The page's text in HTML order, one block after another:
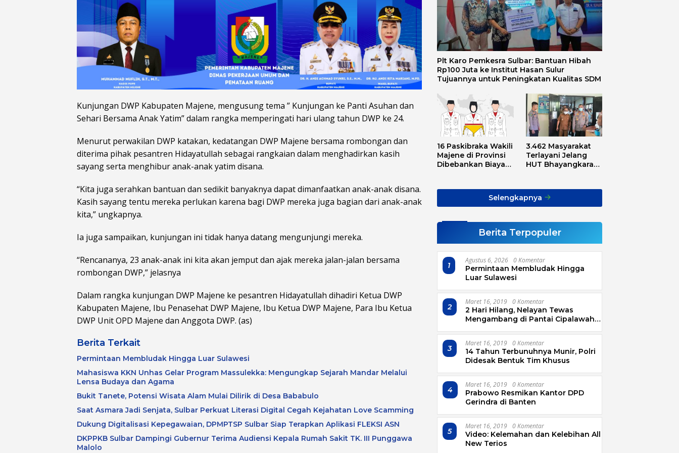
Kunjungan DWP Kabupaten Majene, mengusung tema ” Kunjungan ke Panti Asuhan dan
Sehari Bersama Anak Yatim” dalam rangka memperingati hari ulang tahun DWP ke 24.
Menurut perwakilan DWP katakan, kedatangan DWP Majene bersama rombongan dan
diterima pihak pesantren Hidayatullah sebagai rangkaian dalam menghadirkan kasih
sayang serta menghibur anak-anak yatim disana.
“Kita juga serahkan bantuan dan sedikit banyaknya dapat dimanfaatkan anak-anak disana.
Kasih sayang tentu mereka perlukan karena bagi DWP mereka juga bagian dari anak-anak
kita,” ungkapnya.
Ia juga sampaikan, kunjungan ini tidak hanya datang mengunjungi mereka.
“Rencananya, 23 anak-anak ini kita akan jemput dan ajak mereka jalan-jalan bersama
rombongan DWP,” jelasnya
Dalam rangka kunjungan DWP Majene ke pesantren Hidayatullah dihadiri Ketua DWP
Kabupaten Majene, Ibu Penasehat DWP Majene, Ibu Ketua DWP Majene, Para Ibu Ketua
DWP Unit OPD Majene dan Anggota DWP. (as)
Berita Terkait
Permintaan Membludak Hingga Luar Sulawesi
Mahasiswa KKN Unhas Gelar Program Massulekka: Mengungkap Sejarah Mandar Melalui
Lensa Budaya dan Agama
Bukit Tanete, Potensi Wisata Alam Mulai Dilirik di Desa Bababulo
Saat Asmara Jadi Senjata, Sulbar Perkuat Literasi Digital Cegah Kejahatan Love Scamming
Dukung Digitalisasi Kepegawaian, DPMPTSP Sulbar Siap Terapkan Aplikasi FLEKSI ASN
DKPPKB Sulbar Dampingi Gubernur Terima Audiensi Kepala Rumah Sakit TK. III Punggawa
Malolo
Plt Karo Pemkesra Sulbar: Bantuan Hibah
Rp100 Juta ke Institut Hasan Sulur
Tujuannya untuk Peningkatan Kualitas SDM
16 Paskibraka Wakili
Majene di Provinsi
Dibebankan Biaya
Semua
3.462 Masyarakat
Terlayani Jelang
HUT Bhayangkara
Selengkapnya
Berita Terpopuler
1
Agustus 6, 2026 0 Komentar
Permintaan Membludak Hingga
Luar Sulawesi
2
Maret 16, 2019 0 Komentar
2 Hari Hilang, Nelayan Tewas
Mengambang di Pantai Cipalawah
3
Maret 16, 2019 0 Komentar
14 Tahun Terbunuhnya Munir, Polri
Didesak Bentuk Tim Khusus
4
Maret 16, 2019 0 Komentar
Prabowo Resmikan Kantor DPD
Gerindra di Banten
5
Maret 16, 2019 0 Komentar
Video: Kelemahan dan Kelebihan All
New Terios